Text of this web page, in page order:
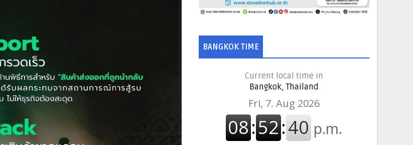
BANGKOK TIME
Current local time in
Bangkok, Thailand